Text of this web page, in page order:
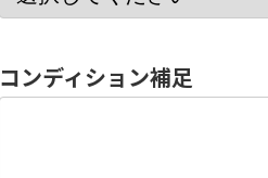
コンディション補足